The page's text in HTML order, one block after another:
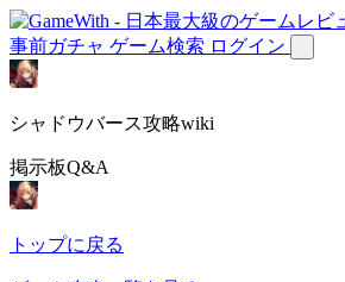
事前ガチャ ゲーム検索 ログイン
シャドウバース攻略wiki
掲示板Q&A
トップに戻る